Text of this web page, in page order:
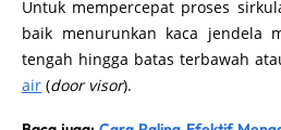
Untuk mempercepat proses
baik menurunkan kaca jendela
tengah hingga batas terbawah
air (door visor).